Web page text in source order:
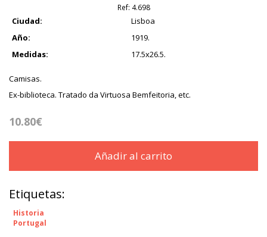
Ref: 4.698
Ciudad:
Lisboa
Año:
1919.
Medidas:
17.5x26.5.
Camisas.
Ex-biblioteca. Tratado da Virtuosa Bemfeitoria, etc.
10.80€
Añadir al carrito
Etiquetas:
Historia
Portugal